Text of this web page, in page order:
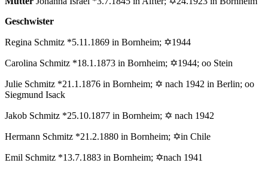
Geschwister
Regina Schmitz *5.11.1869 in Bornheim; ✡1944
Carolina Schmitz *18.1.1873 in Bornheim; ✡1944; oo Stein
Julie Schmitz *21.1.1876 in Bornheim; ✡ nach 1942 in Berlin; oo
Siegmund Isack
Jakob Schmitz *25.10.1877 in Bornheim; ✡ nach 1942
Hermann Schmitz *21.2.1880 in Bornheim; ✡in Chile
Emil Schmitz *13.7.1883 in Bornheim; ✡nach 1941